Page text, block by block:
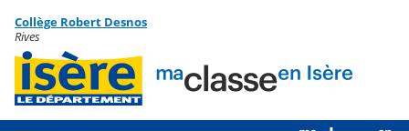
Menu de la rubrique
Contenu
Collège Robert Desnos
Rives